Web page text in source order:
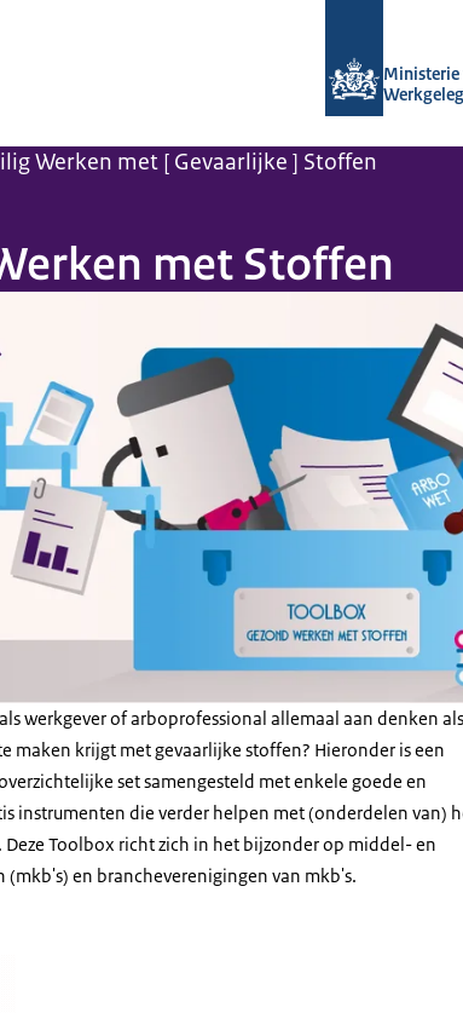
Ministerie
Werken met [ Gevaarlijke ] Stoffen
met Stoffen
werkgever of arboprofessional allemaal aan denken
maken krijgt met gevaarlijke stoffen? Hieronder is een
set samengesteld met enkele goede en
instrumenten die verder helpen met (onderdelen van)
Toolbox richt zich in het bijzonder op middel- en
(mkb's) en brancheverenigingen van mkb's.